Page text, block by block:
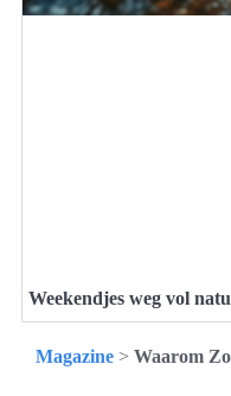
Weekendjes weg vol
Magazine > Waarom